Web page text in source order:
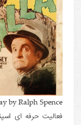
by Ralph Spence
فعالیت حرفه ای